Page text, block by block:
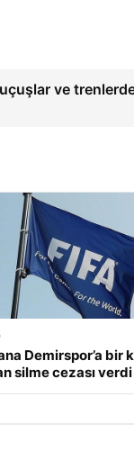
ve
Demirspor’a bir
silme cezası verdi